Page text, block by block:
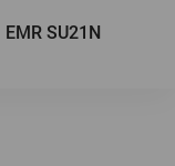
EMR SU21N